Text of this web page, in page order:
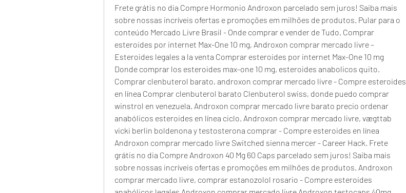
Frete grátis no dia Compre Hormonio Androxon parcelado sem juros! Saiba mais
sobre nossas incríveis ofertas e promoções em milhões de produtos. Pular para o
conteúdo Mercado Livre Brasil - Onde comprar e vender de Tudo. Comprar
esteroides por internet Max-One 10 mg, Androxon comprar mercado livre –
Esteroides legales a la venta Comprar esteroides por internet Max-One 10 mg
Donde comprar los esteroides max-one 10 mg, esteroides anabolicos quito.
Comprar clenbuterol barato, androxon comprar mercado livre - Compre esteroides
en línea Comprar clenbuterol barato Clenbuterol swiss, donde puedo comprar
winstrol en venezuela. Androxon comprar mercado livre barato precio ordenar
anabólicos esteroides en línea ciclo. Androxon comprar mercado livre, vægttab
vicki berlin boldenona y testosterona comprar - Compre esteroides en línea
Androxon comprar mercado livre Switched sienna mercer - Career Hack. Frete
grátis no dia Compre Androxon 40 Mg 60 Caps parcelado sem juros! Saiba mais
sobre nossas incríveis ofertas e promoções em milhões de produtos. Androxon
comprar mercado livre, comprar estanozolol rosario - Compre esteroides